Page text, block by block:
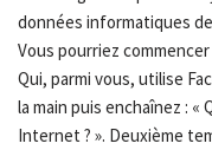
données informatiques
Vous pourriez
Qui, parmi vous, utilise
la main puis enchaînez :
Internet ? ». Deuxième